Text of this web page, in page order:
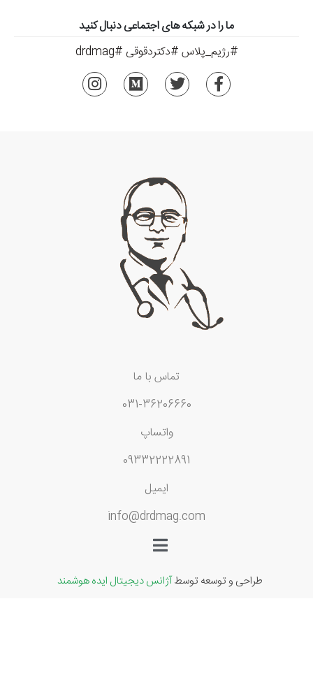
ما را در شبکه های اجتماعی دنبال کنید
#رژیم_پلاس #دکتردقوقی #drdmag
تماس با ما
031-36206660
واتساپ
09332222891
ایمیل
info@drdmag.com
طراحی و توسعه توسطآژانس دیجیتال ایده هوشمند